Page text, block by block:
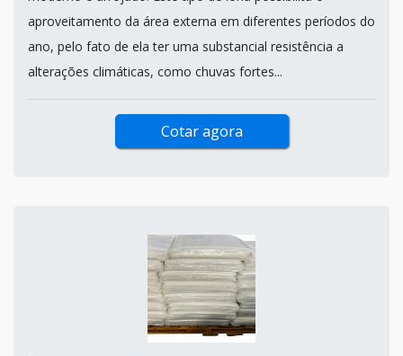
aproveitamento da área externa em diferentes períodos do
ano, pelo fato de ela ter uma substancial resistência a
alterações climáticas, como chuvas fortes...
Cotar agora